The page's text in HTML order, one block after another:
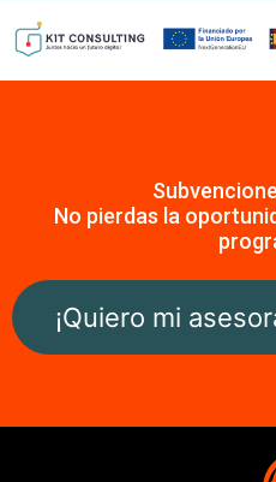
No pierdas la
¡Quiero mi